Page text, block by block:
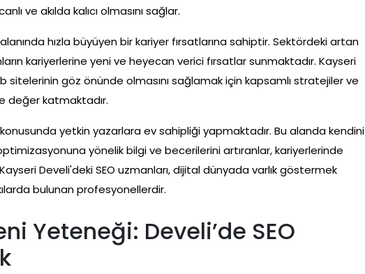
ve akılda kalıcı olmasını sağlar.
alanında hızla büyüyen bir kariyer fırsatlarına sahiptir. Sektördeki artan
kariyerlerine yeni ve heyecan verici fırsatlar sunmaktadır. Kayseri
sitelerinin göz önünde olmasını sağlamak için kapsamlı stratejiler ve
değer katmaktadır.
konusunda yetkin yazarlara ev sahipliği yapmaktadır. Bu alanda kendini
yönelik bilgi ve becerilerini artıranlar, kariyerlerinde
Develi'deki SEO uzmanları, dijital dünyada varlık göstermek
bulunan profesyonellerdir.
Yeteneği: Develi’de SEO